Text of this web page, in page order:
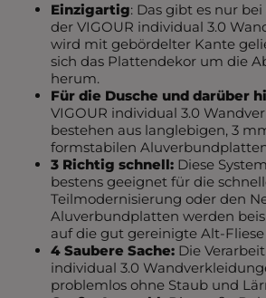
Einzigartig: Das gibt es nur
der VIGOUR individual 3.0
wird mit gebördelter Kante
sich das Plattendekor um die
herum.
Für die Dusche und darüber
VIGOUR individual 3.0
bestehen aus langlebigen, 3
formstabilen
3 Richtig schnell: Diese
bestens geeignet für die
Teilmodernisierung oder den
Aluverbundplatten werden
auf die gut gereinigte Alt-
4 Saubere Sache: Die
individual 3.0
problemlos ohne Staub und